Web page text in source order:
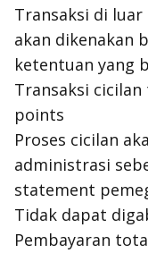
Transaksi di
akan dikenakan
ketentuan yang
Transaksi
points
Proses cicilan
administrasi
statement
Tidak dapat
Pembayaran